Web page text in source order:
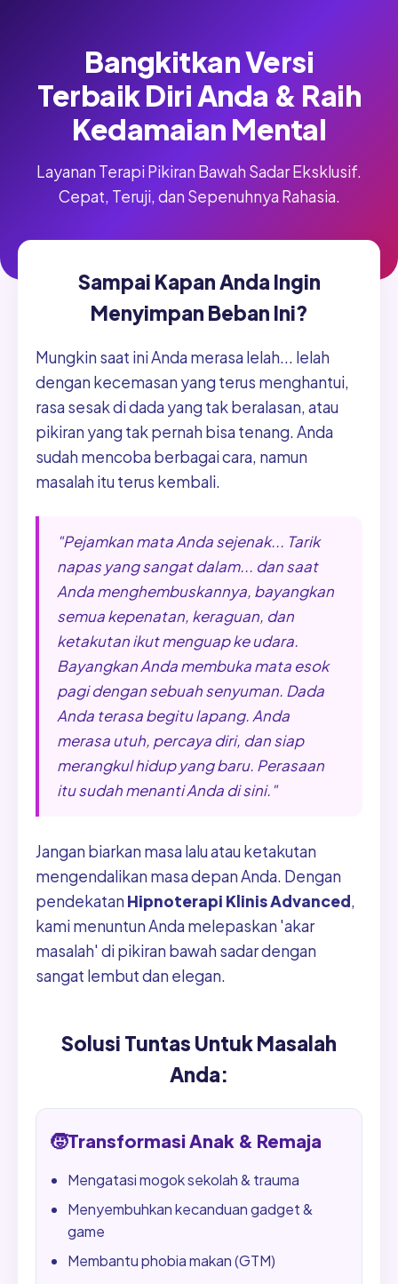
Bangkitkan Versi
Terbaik Diri Anda & Raih
Kedamaian Mental
Layanan Terapi Pikiran Bawah Sadar Eksklusif.
Cepat, Teruji, dan Sepenuhnya Rahasia.
Sampai Kapan Anda Ingin
Menyimpan Beban Ini?
Mungkin saat ini Anda merasa lelah... lelah
dengan kecemasan yang terus menghantui,
rasa sesak di dada yang tak beralasan, atau
pikiran yang tak pernah bisa tenang. Anda
sudah mencoba berbagai cara, namun
masalah itu terus kembali.
"Pejamkan mata Anda sejenak... Tarik
napas yang sangat dalam... dan saat
Anda menghembuskannya, bayangkan
semua kepenatan, keraguan, dan
ketakutan ikut menguap ke udara.
Bayangkan Anda membuka mata esok
pagi dengan sebuah senyuman. Dada
Anda terasa begitu lapang. Anda
merasa utuh, percaya diri, dan siap
merangkul hidup yang baru. Perasaan
itu sudah menanti Anda di sini."
Jangan biarkan masa lalu atau ketakutan
mengendalikan masa depan Anda. Dengan
pendekatan Hipnoterapi Klinis Advanced,
kami menuntun Anda melepaskan 'akar
masalah' di pikiran bawah sadar dengan
sangat lembut dan elegan.
Solusi Tuntas Untuk Masalah
Anda:
🧒Transformasi Anak & Remaja
Mengatasi mogok sekolah & trauma
Menyembuhkan kecanduan gadget &
game
Membantu phobia makan (GTM)